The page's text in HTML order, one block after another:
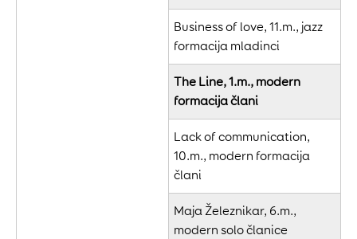
Business of love, 11.m., jazz
formacija mladinci
The Line, 1.m., modern
formacija člani
Lack of communication,
10.m., modern formacija
člani
Maja Železnikar, 6.m.,
modern solo članice